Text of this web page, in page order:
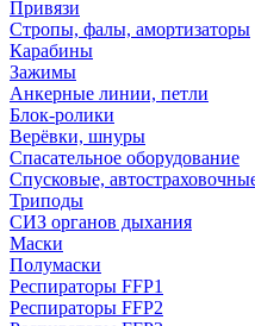
Привязи
Стропы, фалы, амортизаторы
Карабины
Зажимы
Анкерные линии, петли
Блок-ролики
Верёвки, шнуры
Спасательное оборудование
Спусковые,
Триподы
СИЗ органов дыхания
Маски
Полумаски
Респираторы FFP1
Респираторы FFP2